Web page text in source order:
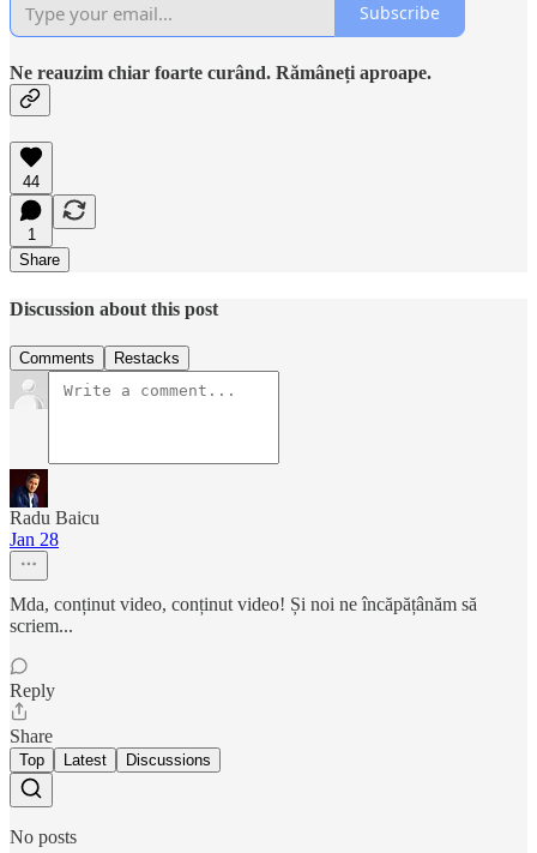
Subscribe
Ne reauzim chiar foarte curând. Rămâneți aproape.
44
1
Share
Discussion about this post
Comments Restacks
Radu Baicu
Jan 28
Mda, conținut video, conținut video! Și noi ne încăpățânăm să
scriem...
Reply
Share
Top Latest Discussions
No posts